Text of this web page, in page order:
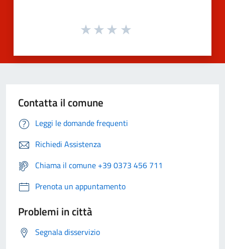
Contatta il comune
Leggi le domande frequenti
Richiedi Assistenza
Chiama il comune +39 0373 456 711
Prenota un appuntamento
Problemi in città
Segnala disservizio